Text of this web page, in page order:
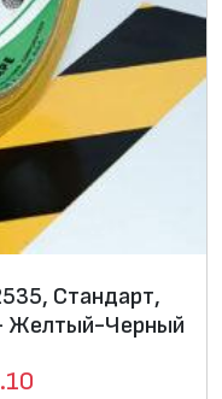
Стандарт,
Желтый-Черный